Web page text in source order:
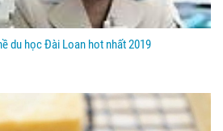
du học Đài Loan hot nhất 2019